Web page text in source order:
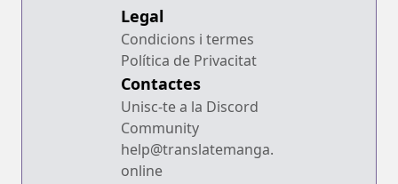
Legal
Condicions i termes
Política de Privacitat
Contactes
Unisc-te a la Discord
Community
help@translatemanga.
online